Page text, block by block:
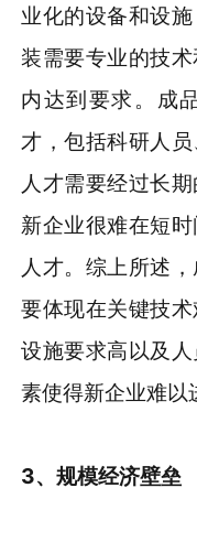
业化的设备和设
装需要专业的技
内达到要求。成
才，包括科研人
人才需要经过长
新企业很难在短
人才。综上所述
要体现在关键技
设施要求高以及
素使得新企业难以
3、规模经济壁垒